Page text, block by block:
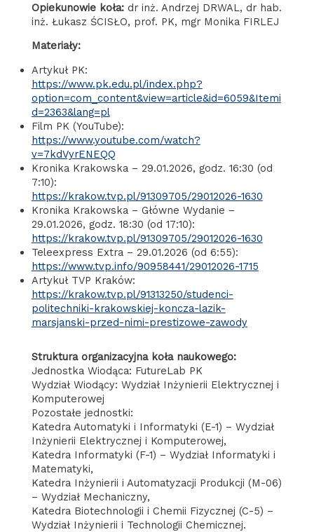
Opiekunowie koła:dr inż. Andrzej DRWAL, dr hab.
inż. Łukasz ŚCISŁO, prof. PK, mgr Monika FIRLEJ
Materiały:
Artykuł PK:
https://www.pk.edu.pl/index.php?
option=com_content&view=article&id=6059&Itemi
d=2363&lang=pl
Film PK (YouTube):
https://www.youtube.com/watch?
v=7kdVyrENEQQ
Kronika Krakowska – 29.01.2026, godz. 16:30 (od
7:10):
https://krakow.tvp.pl/91309705/29012026-1630
Kronika Krakowska – Główne Wydanie –
29.01.2026, godz. 18:30 (od 17:10):
https://krakow.tvp.pl/91309705/29012026-1630
Teleexpress Extra – 29.01.2026 (od 6:55):
https://www.tvp.info/90958441/29012026-1715
Artykuł TVP Kraków:
https://krakow.tvp.pl/91313250/studenci-
politechniki-krakowskiej-koncza-lazik-
marsjanski-przed-nimi-prestizowe-zawody
Struktura organizacyjna koła naukowego:
Jednostka Wiodąca: FutureLab PK
Wydział Wiodący: Wydział Inżynierii Elektrycznej i
Komputerowej
Pozostałe jednostki:
Katedra Automatyki i Informatyki (E-1) – Wydział
Inżynierii Elektrycznej i Komputerowej,
Katedra Informatyki (F-1) – Wydział Informatyki i
Matematyki,
Katedra Inżynierii i Automatyzacji Produkcji (M-06)
– Wydział Mechaniczny,
Katedra Biotechnologii i Chemii Fizycznej (C-5) –
Wydział Inżynierii i Technologii Chemicznej.